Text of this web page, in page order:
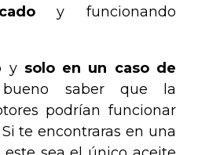
y funcionando
y solo en un caso de
saber que la
podrían funcionar
Si te encontraras en una